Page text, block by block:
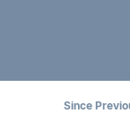
Since